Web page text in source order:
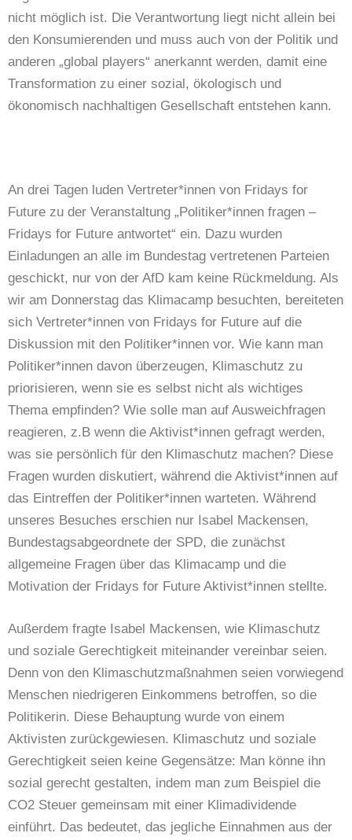
nicht möglich ist. Die Verantwortung liegt nicht allein bei
den Konsumierenden und muss auch von der Politik und
anderen „global players“ anerkannt werden, damit eine
Transformation zu einer sozial, ökologisch und
ökonomisch nachhaltigen Gesellschaft entstehen kann.
An drei Tagen luden Vertreter*innen von Fridays for
Future zu der Veranstaltung „Politiker*innen fragen –
Fridays for Future antwortet“ ein. Dazu wurden
Einladungen an alle im Bundestag vertretenen Parteien
geschickt, nur von der AfD kam keine Rückmeldung. Als
wir am Donnerstag das Klimacamp besuchten, bereiteten
sich Vertreter*innen von Fridays for Future auf die
Diskussion mit den Politiker*innen vor. Wie kann man
Politiker*innen davon überzeugen, Klimaschutz zu
priorisieren, wenn sie es selbst nicht als wichtiges
Thema empfinden? Wie solle man auf Ausweichfragen
reagieren, z.B wenn die Aktivist*innen gefragt werden,
was sie persönlich für den Klimaschutz machen? Diese
Fragen wurden diskutiert, während die Aktivist*innen auf
das Eintreffen der Politiker*innen warteten. Während
unseres Besuches erschien nur Isabel Mackensen,
Bundestagsabgeordnete der SPD, die zunächst
allgemeine Fragen über das Klimacamp und die
Motivation der Fridays for Future Aktivist*innen stellte.
Außerdem fragte Isabel Mackensen, wie Klimaschutz
und soziale Gerechtigkeit miteinander vereinbar seien.
Denn von den Klimaschutzmaßnahmen seien vorwiegend
Menschen niedrigeren Einkommens betroffen, so die
Politikerin. Diese Behauptung wurde von einem
Aktivisten zurückgewiesen. Klimaschutz und soziale
Gerechtigkeit seien keine Gegensätze: Man könne ihn
sozial gerecht gestalten, indem man zum Beispiel die
CO2 Steuer gemeinsam mit einer Klimadividende
einführt. Das bedeutet, das jegliche Einnahmen aus der